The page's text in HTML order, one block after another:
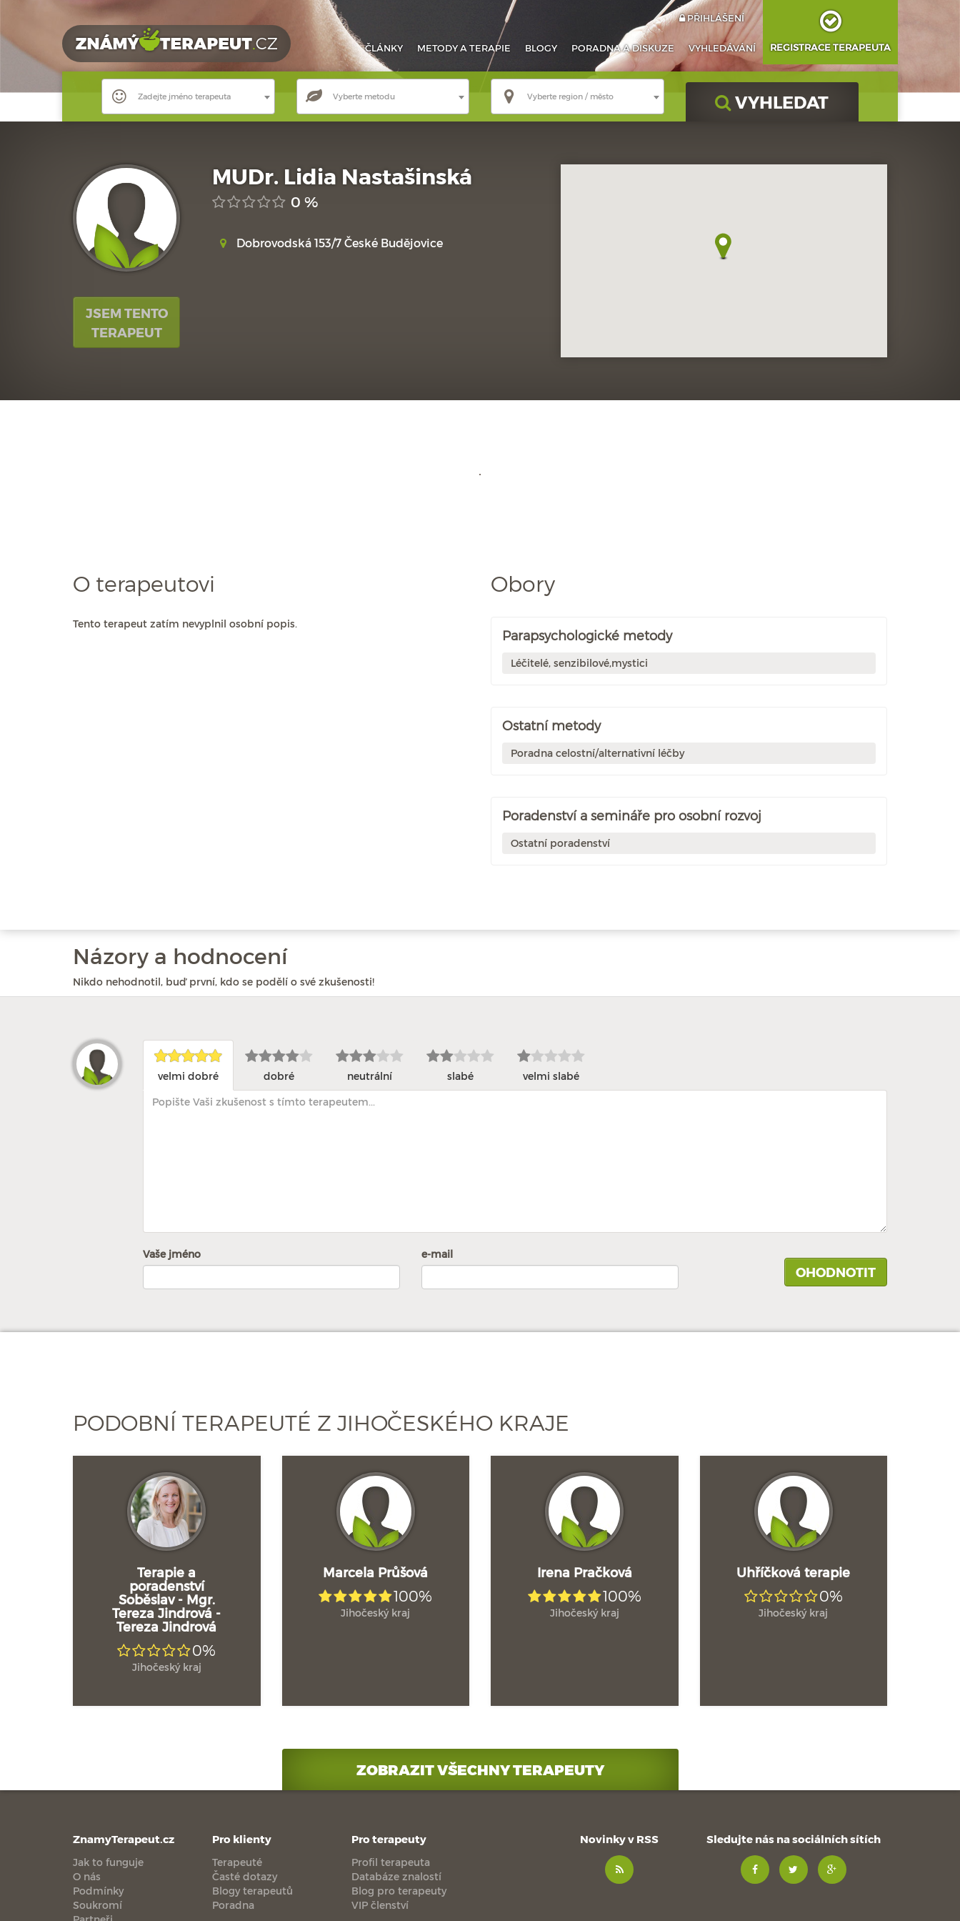
ČLÁNKY METODYA TERAPIE BLOGY PORADNAA DISKUZE VYHLEDÁVÁNÍ
PŘIHLÁŠENÍ
REGISTRACE TERAPEUTA
Zadejte jméno terapeuta Vyberte metodu Vyberte region / město VYHLEDAT
JSEM TENTO
TERAPEUT
MUDr. Lidia Nastašinská
0 %
Dobrovodská 153/7 České Budějovice
O terapeutovi
Tento terapeut zatím nevyplnil osobní popis.
Obory
Parapsychologické metody
Léčitelé, senzibilové,mystici
Ostatní metody
Poradna celostní/alternativní léčby
Poradenství a semináře pro osobní rozvoj
Ostatní poradenství
Názory a hodnocení
Nikdo nehodnotil, buď první, kdo se podělí o své zkušenosti!
velmi dobré dobré neutrální slabé velmi slabé
Vaše jméno e-mail
PODOBNÍ TERAPEUTÉ Z JIHOČESKÉHO KRAJE
Terapie a
poradenství
Soběslav - Mgr.
Tereza Jindrová -
Tereza Jindrová
0%
Jihočeský kraj
Marcela Průšová
100%
Jihočeský kraj
Irena Pračková
100%
Jihočeský kraj
Uhříčková terapie
0%
Jihočeský kraj
ZOBRAZIT VŠECHNY TERAPEUTY
ZnamyTerapeut.cz
Jak to funguje
O nás
Podmínky
Soukromí
Pro klienty
Terapeuté
Časté dotazy
Blogy terapeutů
Poradna
Pro terapeuty
Profil terapeuta
Databáze znalostí
Blog pro terapeuty
VIP členství
Novinky v RSS Sledujte nás na sociálních sítích